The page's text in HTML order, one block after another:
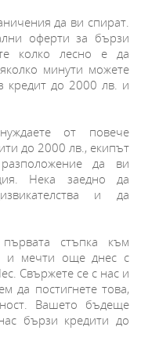
да ви спират.
оферти за бързи
колко лесно е да
минути можете
кредит до 2000 лв. и
от повече
до 2000 лв., екипът
да ви
Нека заедно да
и да
стъпка към
и мечти още днес с
Свържете се с нас и
да постигнете това,
Вашето бъдеще
бързи кредити до